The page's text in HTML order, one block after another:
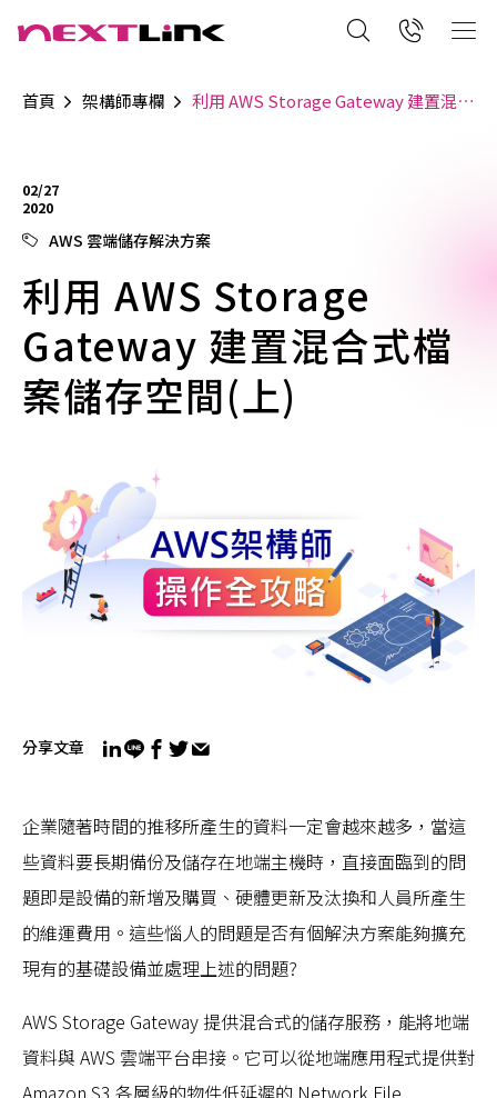
首頁 架構師專欄 利用 AWS Storage Gateway 建置混合式檔案儲存空間(上)
02/27
2020
AWS 雲端儲存解決方案
利用 AWS Storage
Gateway 建置混合式檔
案儲存空間(上)
分享文章
企業隨著時間的推移所產生的資料一定會越來越多，當這
些資料要長期備份及儲存在地端主機時，直接面臨到的問
題即是設備的新增及購買、硬體更新及汰換和人員所產生
的維運費用。這些惱人的問題是否有個解決方案能夠擴充
現有的基礎設備並處理上述的問題?
AWS Storage Gateway 提供混合式的儲存服務，能將地端
資料與 AWS 雲端平台串接。它可以從地端應用程式提供對
Amazon S3 各層級的物件低延遲的 Network File